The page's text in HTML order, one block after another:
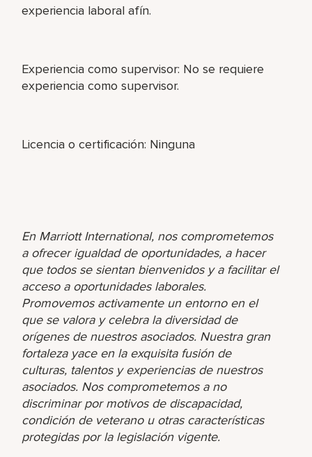
experiencia laboral afín.
Experiencia como supervisor: No se requiere
experiencia como supervisor.
Licencia o certificación: Ninguna
En Marriott International, nos comprometemos
a ofrecer igualdad de oportunidades, a hacer
que todos se sientan bienvenidos y a facilitar el
acceso a oportunidades laborales.
Promovemos activamente un entorno en el
que se valora y celebra la diversidad de
orígenes de nuestros asociados. Nuestra gran
fortaleza yace en la exquisita fusión de
culturas, talentos y experiencias de nuestros
asociados. Nos comprometemos a no
discriminar por motivos de discapacidad,
condición de veterano u otras características
protegidas por la legislación vigente.